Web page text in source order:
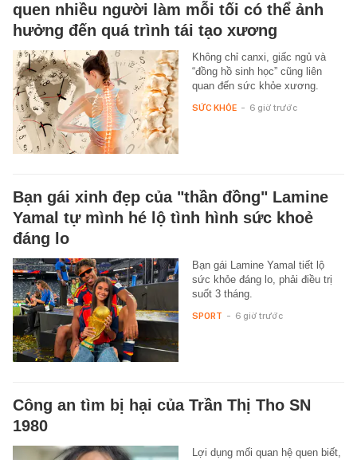
quen nhiều người làm mỗi tối có thể ảnh
hưởng đến quá trình tái tạo xương
Không chỉ canxi, giấc ngủ và
“đồng hồ sinh học” cũng liên
quan đến sức khỏe xương.
SỨC KHỎE - 6 giờ trước
Bạn gái xinh đẹp của "thần đồng" Lamine
Yamal tự mình hé lộ tình hình sức khoẻ
đáng lo
Bạn gái Lamine Yamal tiết lộ
sức khỏe đáng lo, phải điều trị
suốt 3 tháng.
SPORT - 6 giờ trước
Công an tìm bị hại của Trần Thị Tho SN
1980
Lợi dụng mối quan hệ quen biết,